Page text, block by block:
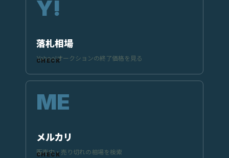
落札相場
Yahoo!オークションの終了価格を見る
メルカリ
販売中・売り切れの相場を検索